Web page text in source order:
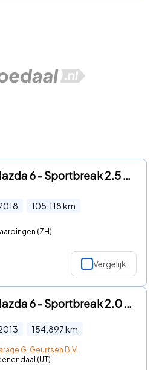
Mazda 6 - Sportbreak 2.5 SkyActive-G 192Pk GT-M | Bose | Schuif/kantel
105.118km
(ZH)
Vergelijk
Mazda 6 - Sportbreak 2.0 HP GT-M Volleder, Camera, Bose, Cruise Contro
154.897km
G. Geurtsen B.V.
(UT)